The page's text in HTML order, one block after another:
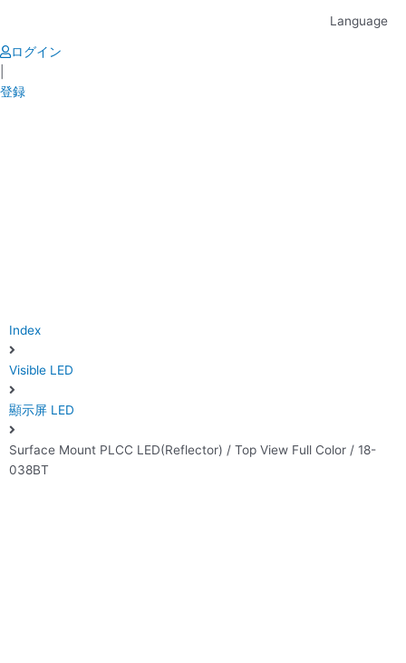
content
Language
ログイン
登録
Index
Visible LED
顯示屏 LED
Surface Mount PLCC LED(Reflector) / Top View Full Color / 18-
038BT